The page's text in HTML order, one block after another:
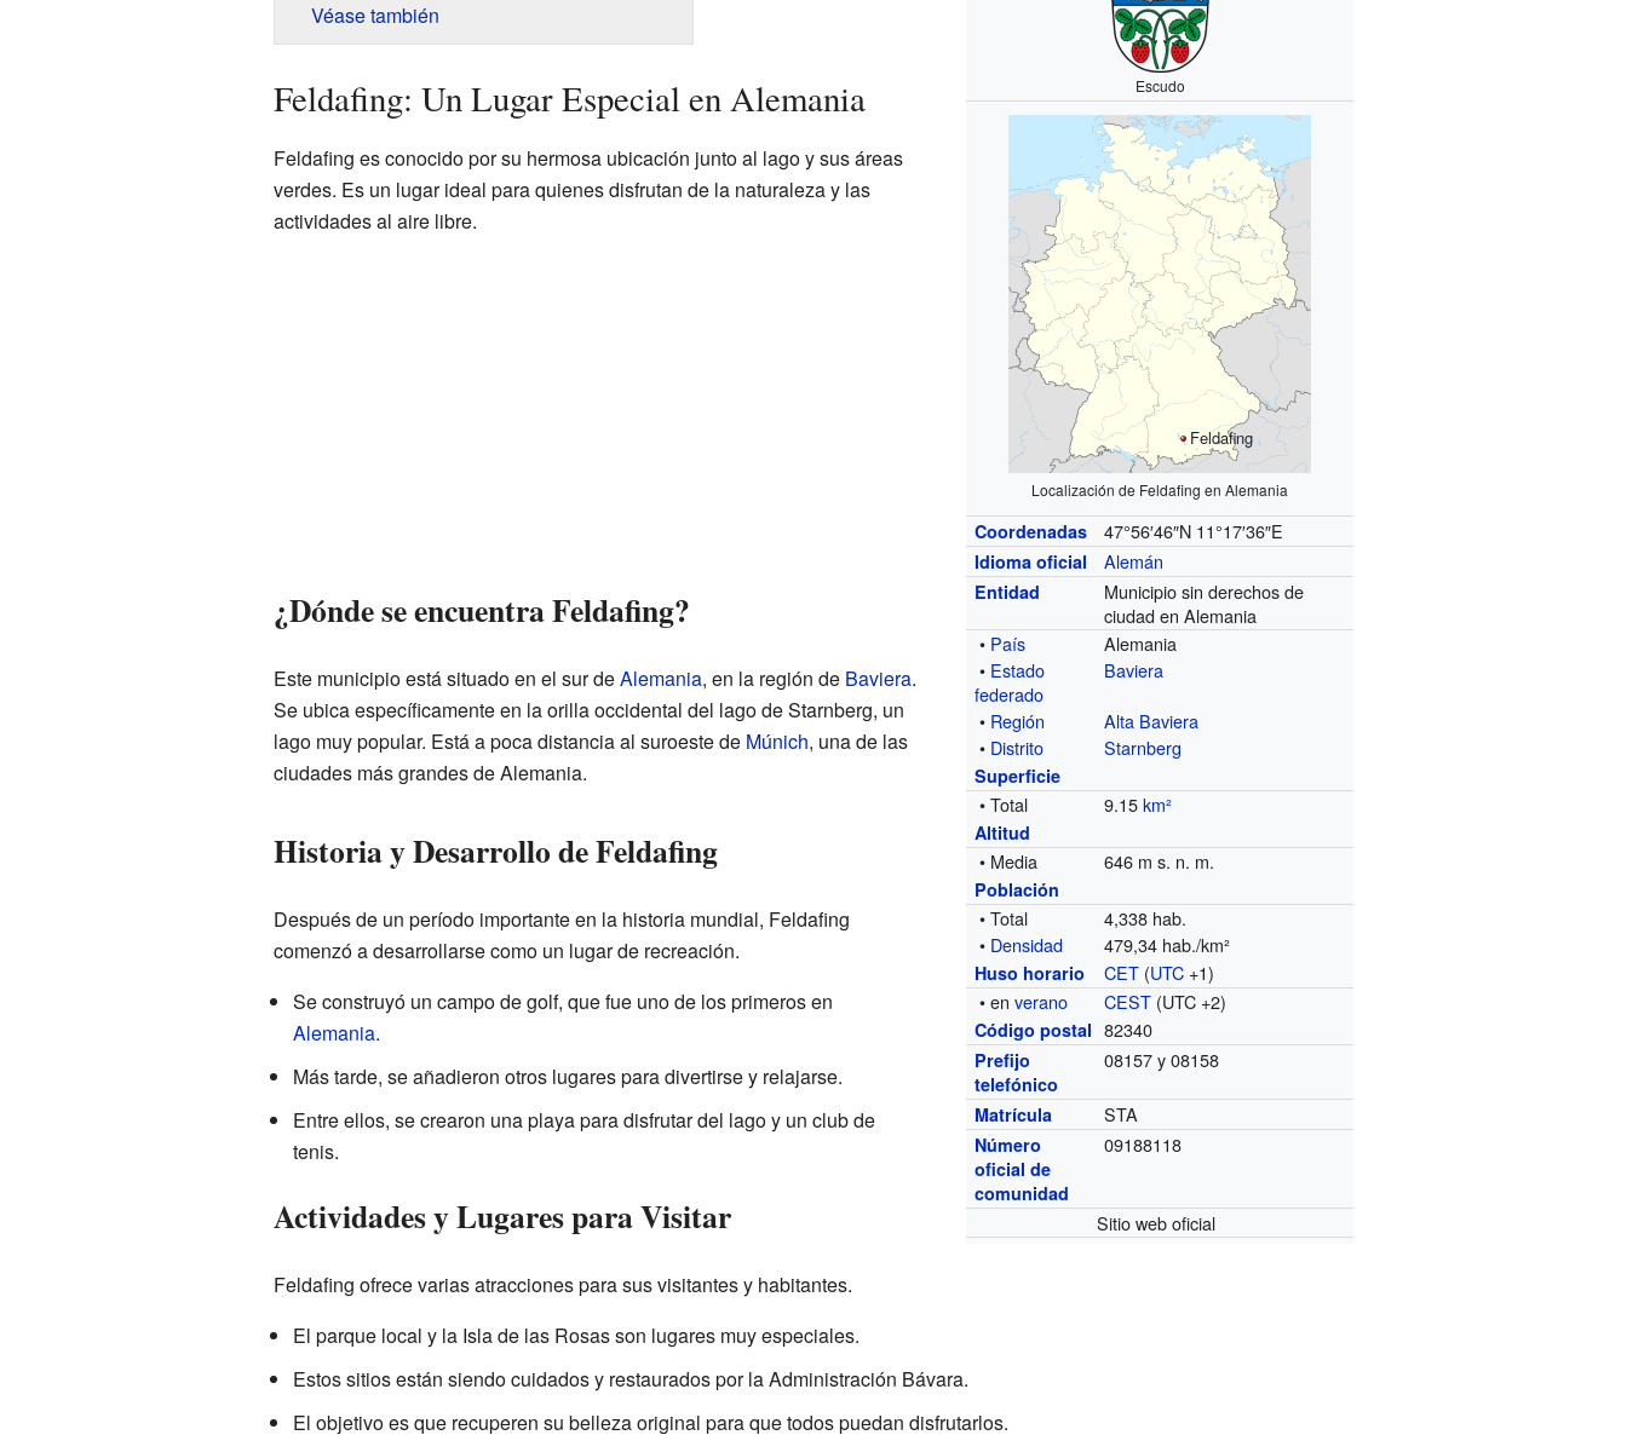
Escudo
Feldafing
Localización de Feldafing en Alemania
Coordenadas 47°56′46″N 11°17′36″E
Idioma oficial Alemán
Entidad
Municipio sin derechos de
ciudad en Alemania
• País
Alemania
• Estado
federado
Baviera
• Región
Alta Baviera
• Distrito Starnberg
Superficie
• Total 9.15km²
Altitud
• Media 646 m s. n. m.
Población
• Total
4,338 hab.
• Densidad 479,34 hab./km²
Huso horario CET (UTC +1)
• enverano CEST (UTC +2)
Código postal 82340
Prefijo
telefónico
08157 y 08158
Matrícula STA
Número
oficial de
comunidad
09188118
Sitio web oficial
Véase también
Feldafing: Un Lugar Especial en Alemania
Feldafing es conocido por su hermosa ubicación junto al lago y sus áreas
verdes. Es un lugar ideal para quienes disfrutan de la naturaleza y las
actividades al aire libre.
¿Dónde se encuentra Feldafing?
Este municipio está situado en el sur deAlemania, en la región de Baviera.
Se ubica específicamente en la orilla occidental del lago de Starnberg, un
lago muy popular. Está a poca distancia al suroeste de Múnich, una de las
ciudades más grandes de Alemania.
Historia y Desarrollo de Feldafing
Después de un período importante en la historia mundial, Feldafing
comenzó a desarrollarse como un lugar de recreación.
Se construyó un campo de golf, que fue uno de los primeros en
Alemania.
Más tarde, se añadieron otros lugares para divertirse y relajarse.
Entre ellos, se crearon una playa para disfrutar del lago y un club de
tenis.
Actividades y Lugares para Visitar
Feldafing ofrece varias atracciones para sus visitantes y habitantes.
El parque local y la Isla de las Rosas son lugares muy especiales.
Estos sitios están siendo cuidados y restaurados por la Administración Bávara.
El objetivo es que recuperen su belleza original para que todos puedan disfrutarlos.